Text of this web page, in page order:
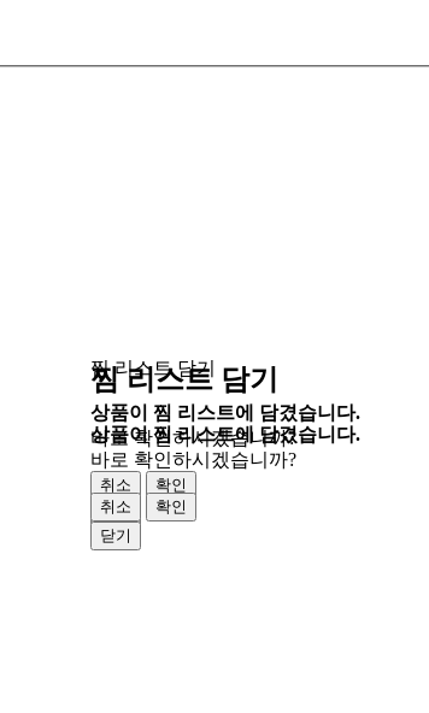
찜 리스트 담기
상품이 찜 리스트에 담겼습니다.
바로 확인하시겠습니까?
취소
확인
닫기
찜 리스트 담기
상품이 찜 리스트에 담겼습니다.
바로 확인하시겠습니까?
취소
확인
닫기